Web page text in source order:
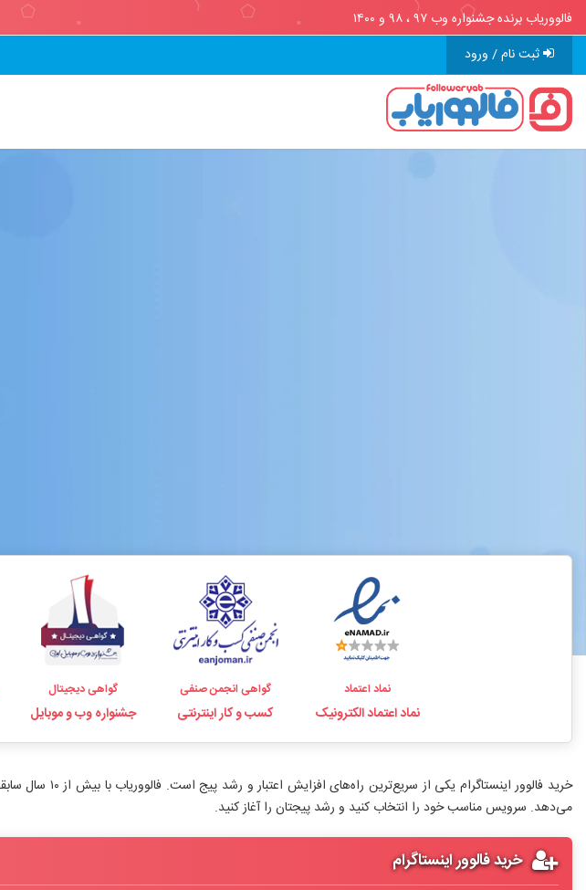
فالووریاب برنده جشنواره وب ۹۷ ، ۹۸ و ۱۴۰۰
ثبت نام / ورود
نماد اعتماد
نماد اعتماد الکترونیک
گواهی انجمن صنفی
کسب و کار اینترنتی
گواهی دیجیتال
جشنواره وب و موبایل
می‌دهد. سرویس مناسب خود را انتخاب کنید و رشد پیجتان را آغاز کنید.
خرید فالوور اینستاگرام